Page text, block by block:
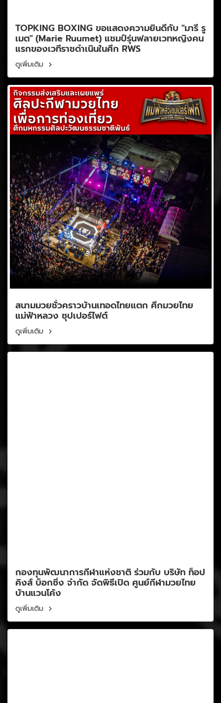
TOPKING BOXING ขอแสดงความยินดีกับ "มารี รู
เมต" (Marie Ruumet) แชมป์รุ่นฟลายเวทหญิงคน
แรกของเวทีราชดำเนินในศึก RWS
ดูเพิ่มเติม
สนามมวยชั่วคราวบ้านเทอดไทยแตก ศึกมวยไทย
แม่ฟ้าหลวง ซุปเปอร์ไฟต์
ดูเพิ่มเติม
กองทุนพัฒนาการกีฬาแห่งชาติ ร่วมกับ บริษัท ท็อป
คิงส์ บ็อกซิ่ง จำกัด จัดพิธีเปิด ศูนย์กีฬามวยไทย
บ้านแวนโค้ง
ดูเพิ่มเติม